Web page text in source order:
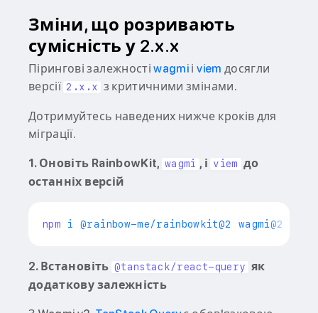
Зміни, що розривають
сумісність у 2.x.x
Пірингові залежностіwagmi іviem досягли
версії 2.x.x з критичними змінами.
Дотримуйтесь наведених нижче кроків для
міграції.
1. Оновіть RainbowKit, wagmi , і viem до
останніх версій
npm i @rainbow-me/rainbowkit@2 wagmi@2
2. Встановіть @tanstack/react-query як
додаткову залежність